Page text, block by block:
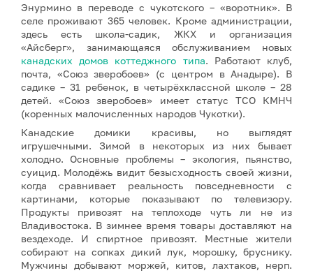
Энурмино в переводе с чукотского – «воротник». В
селе проживают 365 человек. Кроме администрации,
здесь есть школа-садик, ЖКХ и организация
«Айсберг», занимающаяся обслуживанием новых
канадских домов коттеджного типа. Работают клуб,
почта, «Союз зверобоев» (с центром в Анадыре). В
садике – 31 ребенок, в четырёхклассной школе – 28
детей. «Союз зверобоев» имеет статус ТСО КМНЧ
(коренных малочисленных народов Чукотки).
Канадские домики красивы, но выглядят
игрушечными. Зимой в некоторых из них бывает
холодно. Основные проблемы – экология, пьянство,
суицид. Молодёжь видит безысходность своей жизни,
когда сравнивает реальность повседневности с
картинами, которые показывают по телевизору.
Продукты привозят на теплоходе чуть ли не из
Владивостока. В зимнее время товары доставляют на
вездеходе. И спиртное привозят. Местные жители
собирают на сопках дикий лук, морошку, бруснику.
Мужчины добывают моржей, китов, лахтаков, нерп.